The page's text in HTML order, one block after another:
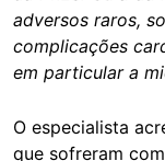
adversos raros,
complicações
em particular a
O especialista
que sofreram